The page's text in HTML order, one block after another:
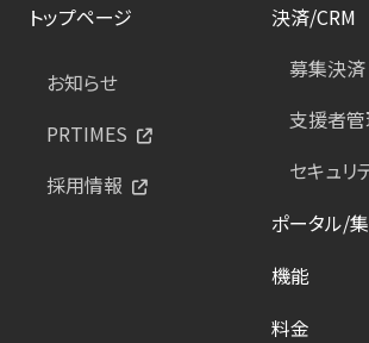
トップページ
お知らせ
PRTIMES
採用情報
決済/CRM
募集決済
支援者
セキュリ
ポータル/
機能
料金